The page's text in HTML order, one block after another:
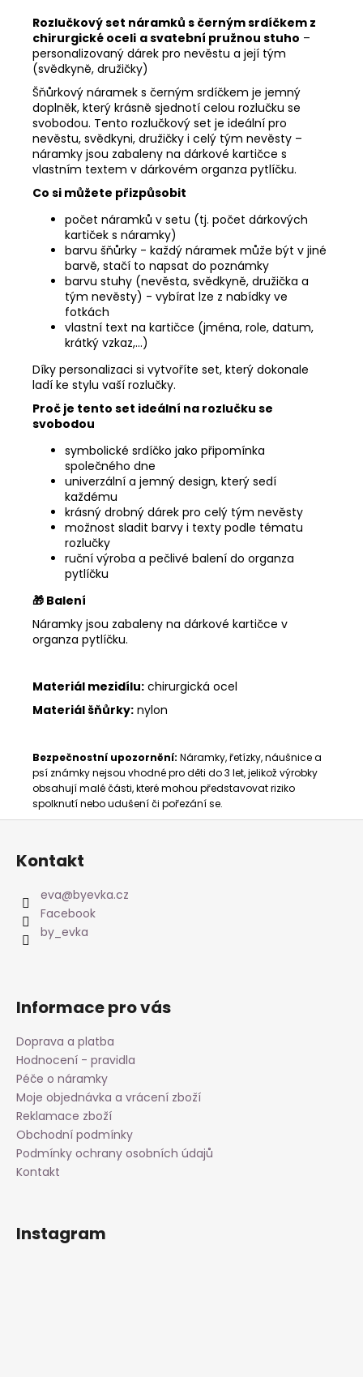
Rozlučkový set náramků s černým srdíčkem z
chirurgické oceli a svatební pružnou stuho –
personalizovaný dárek pro nevěstu a její tým
(svědkyně, družičky)
Šňůrkový náramek s černým srdíčkem je jemný
doplněk, který krásně sjednotí celou rozlučku se
svobodou. Tento rozlučkový set je ideální pro
nevěstu, svědkyni, družičky i celý tým nevěsty –
náramky jsou zabaleny na dárkové kartičce s
vlastním textem v dárkovém organza pytlíčku.
Co si můžete přizpůsobit
počet náramků v setu (tj. počet dárkových
kartiček s náramky)
barvu šňůrky - každý náramek může být v jiné
barvě, stačí to napsat do poznámky
barvu stuhy (nevěsta, svědkyně, družička a
tým nevěsty) - vybírat lze z nabídky ve
fotkách
vlastní text na kartičce (jména, role, datum,
krátký vzkaz,...)
Díky personalizaci si vytvoříte set, který dokonale
ladí ke stylu vaší rozlučky.
Proč je tento set ideální na rozlučku se
svobodou
symbolické srdíčko jako připomínka
společného dne
univerzální a jemný design, který sedí
každému
krásný drobný dárek pro celý tým nevěsty
možnost sladit barvy i texty podle tématu
rozlučky
ruční výroba a pečlivé balení do organza
pytlíčku
🎁 Balení
Náramky jsou zabaleny na dárkové kartičce v
organza pytlíčku.
Materiál mezidílu: chirurgická ocel
Materiál šňůrky: nylon
Bezpečnostní upozornění: Náramky, řetízky, náušnice a
psí známky nejsou vhodné pro děti do 3 let, jelikož výrobky
obsahují malé části, které mohou představovat riziko
spolknutí nebo udušení či pořezání se.
Z
Kontakt
eva@byevka.cz
Facebook
by_evka
Informace pro vás
Doprava a platba
Hodnocení - pravidla
Péče o náramky
Moje objednávka a vrácení zboží
Reklamace zboží
Obchodní podmínky
Podmínky ochrany osobních údajů
Kontakt
Instagram